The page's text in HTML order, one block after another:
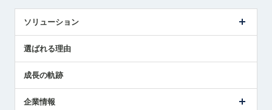
ソリューション
解決策提案
選ばれる理由
成長の軌跡
企業情報